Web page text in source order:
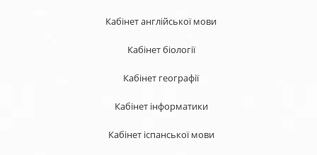
Кабінет англійської мови
Кабінет біології
Кабінет географії
Кабінет інформатики
Кабінет іспанської мови